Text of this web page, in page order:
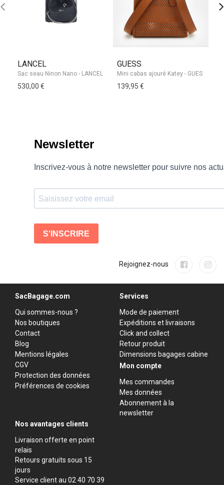
LANCEL
Sac seau Ninon Nano - LANCEL
530,00 €
GUESS
139,95 €
Rejoignez-nous
SacBagage.com
Qui sommes-nous ?
Nos boutiques
Contact
Blog
Mentions légales
CGV
Protection des données
Préférences de cookies
Services
Mode de paiement
Expéditions et livraisons
Click and collect
Retour produit
Dimensions bagages cabine
Mon compte
Mes commandes
Mes données
Abonnement à la
newsletter
Nos avantages clients
Livraison offerte en point
relais
Retours gratuits sous 15
jours
Service client au 02 40 70 39